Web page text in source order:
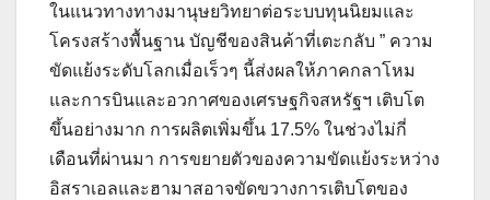
ในแนวทางทางมานุษยวิทยาต่อระบบทุนนิยมและ
โครงสร้างพื้นฐาน บัญชีของสินค้าที่เตะกลับ ” ความ
ขัดแย้งระดับโลกเมื่อเร็วๆ นี้ส่งผลให้ภาคกลาโหม
และการบินและอวกาศของเศรษฐกิจสหรัฐฯ เติบโต
ขึ้นอย่างมาก การผลิตเพิ่มขึ้น 17.5% ในช่วงไม่กี่
เดือนที่ผ่านมา การขยายตัวของความขัดแย้งระหว่าง
อิสราเอลและฮามาสอาจขัดขวางการเติบโตของ